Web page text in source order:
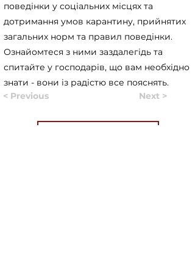
поведінки у соціальних місцях та
дотримання умов карантину, прийнятих
загальних норм та правил поведінки.
Ознайомтеся з ними заздалегідь та
спитайте у господарів, що вам необхідно
знати - вони із радістю все пояснять.
< Previous
Next >